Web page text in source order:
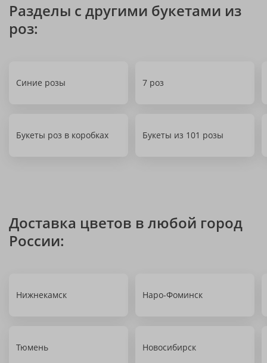
Разделы с другими букетами из
роз:
Синие розы 7 роз
Букеты роз в коробках Букеты из 101 розы
Доставка цветов в любой город
России:
Нижнекамск Наро-Фоминск
Тюмень Новосибирск